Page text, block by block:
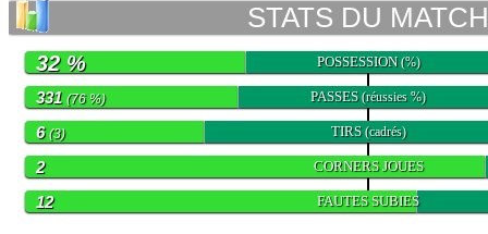
STATS DU MATCH
POSSESSION(%)
32 %
PASSES(réussies %)
331 (76 %)
TIRS(cadrés)
6(3)
CORNERS JOUES
2
FAUTES SUBIES
12